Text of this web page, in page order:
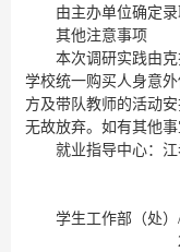
由主办单位确定
其他注意事项
本次调研实践由
学校统一购买人身意
方及带队教师的活动
无故放弃。如有其他事
就业指导中心：江
学生工作部（处
2023年